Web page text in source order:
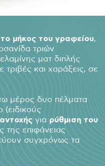
μήκος του γραφείου,
τριών
ματ διπλής
και χαράξεις, σε
μέρος δυο πέλματα
(ειδικούς
για ρύθμιση του
της επιφάνειας
συγχρόνως τα